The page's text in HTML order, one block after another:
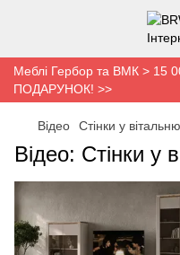
Меблі Гербор та ВМК > 15
ПОДАРУНОК! >>
Відео Cтінки у вітальню
Відео: Cтінки у